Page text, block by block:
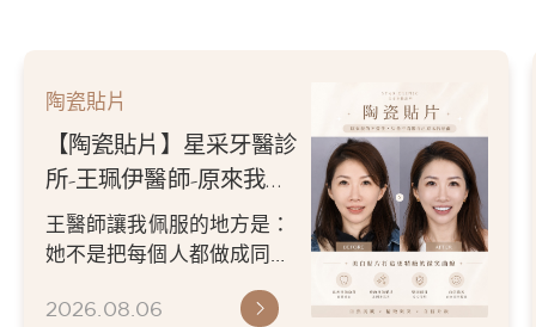
陶瓷貼片
【陶瓷貼片】星采牙醫診
所-王珮伊醫師-原來我的
不愛笑，只是不喜歡自己
原本的牙齒
王醫師讓我佩服的地方是：
她不是把每個人都做成同一
更適合自己的樣子。 現...
2026.08.06